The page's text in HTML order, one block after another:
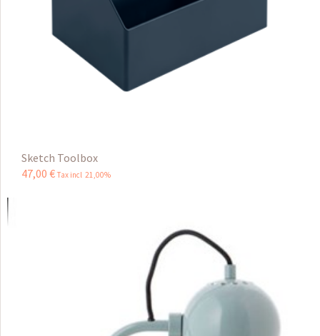
Sketch Toolbox
47,00 € Tax incl 21,00%